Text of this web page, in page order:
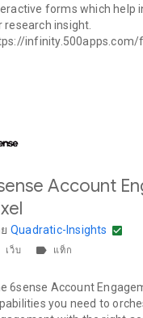
forms which help
research insight.
Account
Quadratic-Insights
เว็บ แท็ก
6sense Account
you need to